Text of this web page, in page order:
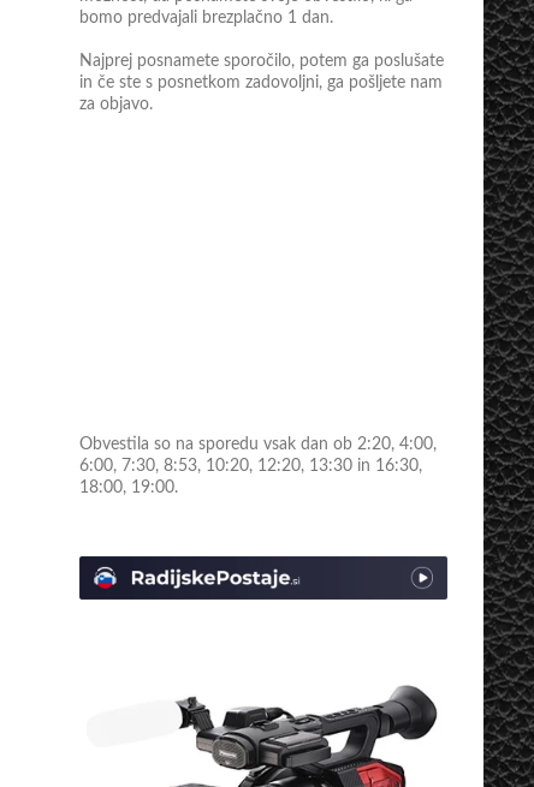
bomo predvajali brezplačno 1 dan.
Najprej posnamete sporočilo, potem ga poslušate
in če ste s posnetkom zadovoljni, ga pošljete nam
za objavo.
Obvestila so na sporedu vsak dan ob 2:20, 4:00,
6:00, 7:30, 8:53, 10:20, 12:20, 13:30 in 16:30,
18:00, 19:00.